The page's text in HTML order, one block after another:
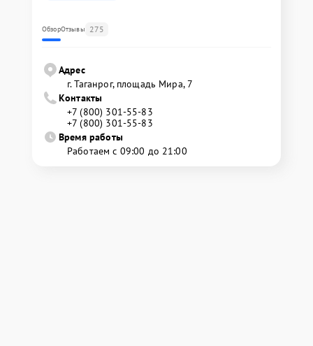
ОбзорОтзывы 275
Адрес
г. Таганрог, площадь Мира, 7
Контакты
+7 (800) 301-55-83
+7 (800) 301-55-83
Время работы
Работаем с 09:00 до 21:00